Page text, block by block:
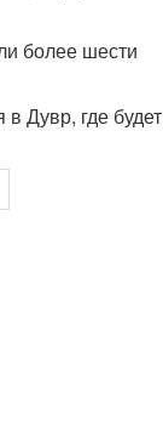
более шести
Дувр, где будет